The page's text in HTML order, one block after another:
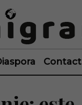
Contact